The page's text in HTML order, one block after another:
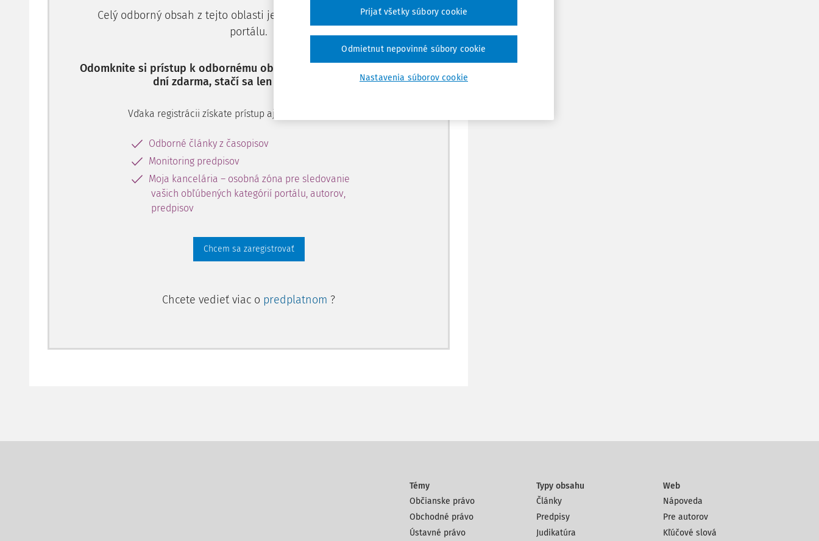
Celý odborný obsah z tejto oblasti je dostupný predplatiteľom
portálu.
Odomknite si prístup k odbornému obsahu a získajte prístup na 10
dní zdarma, stačí sa len zaregistrovať.
Vďaka registrácii získate prístup aj k vybranému obsahu:
Odborné články z časopisov
Monitoring predpisov
Moja kancelária – osobná zóna pre sledovanie
vašich obľúbených kategórií portálu, autorov,
predpisov
Chcem sa zaregistrovať
Chcete vedieť viac o predplatnom ?
Témy
Občianske právo
Obchodné právo
Ústavné právo
Typy obsahu
Články
Predpisy
Judikatúra
Web
Nápoveda
Pre autorov
Kľúčové slová
Nastavenia súborov cookie
Odmietnut nepovinné súbory cookie
Prijať všetky súbory cookie